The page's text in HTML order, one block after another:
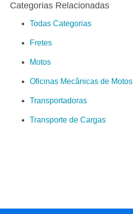
Categorias Relacionadas
Todas Categorias
Fretes
Motos
Oficinas Mecânicas de Motos
Transportadoras
Transporte de Cargas